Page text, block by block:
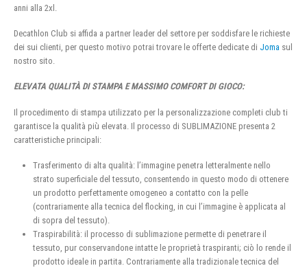
anni alla 2xl.
Decathlon Club si affida a partner leader del settore per soddisfare le richieste
dei sui clienti, per questo motivo potrai trovare le offerte dedicate di Joma sul
nostro sito.
ELEVATA QUALITÀ DI STAMPA E MASSIMO COMFORT DI GIOCO:
Il procedimento di stampa utilizzato per la personalizzazione completi club ti
garantisce la qualità più elevata. Il processo di SUBLIMAZIONE presenta 2
caratteristiche principali:
Trasferimento di alta qualità: l’immagine penetra letteralmente nello
strato superficiale del tessuto, consentendo in questo modo di ottenere
un prodotto perfettamente omogeneo a contatto con la pelle
(contrariamente alla tecnica del flocking, in cui l’immagine è applicata al
di sopra del tessuto).
Traspirabilità: il processo di sublimazione permette di penetrare il
tessuto, pur conservandone intatte le proprietà traspiranti; ciò lo rende il
prodotto ideale in partita. Contrariamente alla tradizionale tecnica del